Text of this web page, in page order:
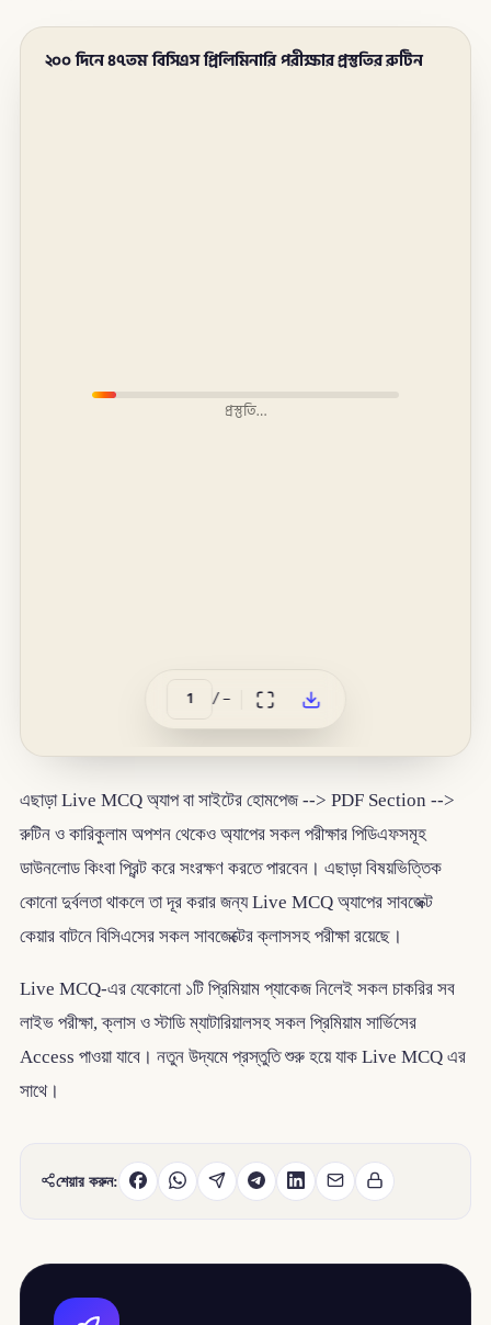
২০০ দিনে ৪৭তম বিসিএস প্রিলিমিনারি পরীক্ষার প্রস্তুতির রুটিন
প্রস্তুতি…
/–
এছাড়া Live MCQ অ্যাপ বা সাইটের হোমপেজ --> PDF Section -->
রুটিন ও কারিকুলাম অপশন থেকেও অ্যাপের সকল পরীক্ষার পিডিএফসমূহ
ডাউনলোড কিংবা প্রিন্ট করে সংরক্ষণ করতে পারবেন। এছাড়া বিষয়ভিত্তিক
কোনো দুর্বলতা থাকলে তা দূর করার জন্য Live MCQ অ্যাপের সাবজেক্ট
কেয়ার বাটনে বিসিএসের সকল সাবজেক্টের ক্লাসসহ পরীক্ষা রয়েছে।
Live MCQ-এর যেকোনো ১টি প্রিমিয়াম প্যাকেজ নিলেই সকল চাকরির সব
লাইভ পরীক্ষা, ক্লাস ও স্টাডি ম্যাটারিয়ালসহ সকল প্রিমিয়াম সার্ভিসের
Access পাওয়া যাবে। নতুন উদ্যমে প্রস্তুতি শুরু হয়ে যাক Live MCQ এর
সাথে।
শেয়ার করুন: